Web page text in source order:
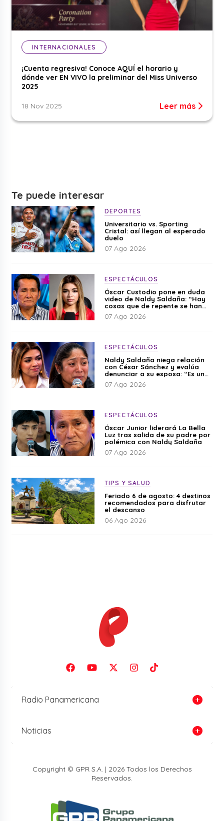
INTERNACIONALES
¡Cuenta regresiva! Conoce AQUÍ el horario y
dónde ver EN VIVO la preliminar del Miss Universo
2025
18 Nov 2025 Leer más
Te puede interesar
DEPORTES
Universitario vs. Sporting
Cristal: así llegan al esperado
duelo
07 Ago 2026
ESPECTÁCULOS
Óscar Custodio pone en duda
video de Naldy Saldaña: “Hay
cosas que de repente se han
editado”
07 Ago 2026
ESPECTÁCULOS
Naldy Saldaña niega relación
con César Sánchez y evalúa
denunciar a su esposa: “Es una
difamación”
07 Ago 2026
ESPECTÁCULOS
Óscar Junior liderará La Bella
Luz tras salida de su padre por
polémica con Naldy Saldaña
07 Ago 2026
TIPS Y SALUD
Feriado 6 de agosto: 4 destinos
recomendados para disfrutar
el descanso
06 Ago 2026
Radio Panamericana
Noticias
Copyright © GPR S.A. | 2026 Todos los Derechos
Reservados.